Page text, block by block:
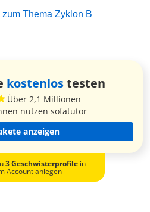
Thema Zyklon B
kostenlostesten
Über 2,1 Millionen
nutzen sofatutor
anzeigen
3 Geschwisterprofilein
Account anlegen